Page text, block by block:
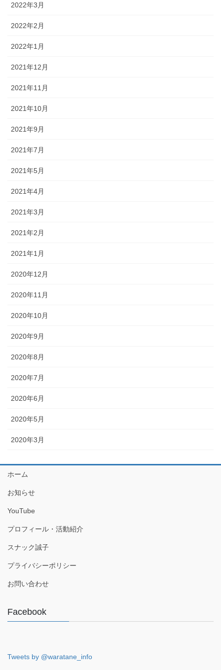
2022年3月
2022年2月
2022年1月
2021年12月
2021年11月
2021年10月
2021年9月
2021年7月
2021年5月
2021年4月
2021年3月
2021年2月
2021年1月
2020年12月
2020年11月
2020年10月
2020年9月
2020年8月
2020年7月
2020年6月
2020年5月
2020年3月
ホーム
お知らせ
YouTube
プロフィール・活動紹介
スナック誠子
プライバシーポリシー
お問い合わせ
Facebook
Tweets by @waratane_info